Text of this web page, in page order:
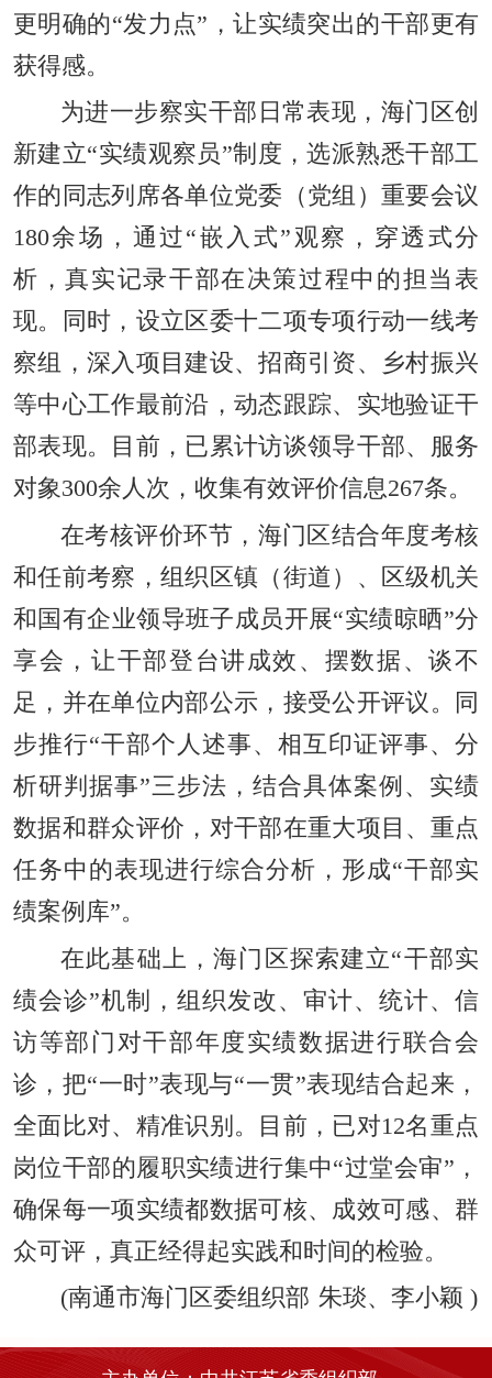
更明确的“发力点”，让实绩突出的干部更有
获得感。
为进一步察实干部日常表现，海门区创
新建立“实绩观察员”制度，选派熟悉干部工
作的同志列席各单位党委（党组）重要会议
180余场，通过“嵌入式”观察，穿透式分
析，真实记录干部在决策过程中的担当表
现。同时，设立区委十二项专项行动一线考
察组，深入项目建设、招商引资、乡村振兴
等中心工作最前沿，动态跟踪、实地验证干
部表现。目前，已累计访谈领导干部、服务
对象300余人次，收集有效评价信息267条。
在考核评价环节，海门区结合年度考核
和任前考察，组织区镇（街道）、区级机关
和国有企业领导班子成员开展“实绩晾晒”分
享会，让干部登台讲成效、摆数据、谈不
足，并在单位内部公示，接受公开评议。同
步推行“干部个人述事、相互印证评事、分
析研判据事”三步法，结合具体案例、实绩
数据和群众评价，对干部在重大项目、重点
任务中的表现进行综合分析，形成“干部实
绩案例库”。
在此基础上，海门区探索建立“干部实
绩会诊”机制，组织发改、审计、统计、信
访等部门对干部年度实绩数据进行联合会
诊，把“一时”表现与“一贯”表现结合起来，
全面比对、精准识别。目前，已对12名重点
岗位干部的履职实绩进行集中“过堂会审”，
确保每一项实绩都数据可核、成效可感、群
众可评，真正经得起实践和时间的检验。
(南通市海门区委组织部 朱琰、李小颖 )